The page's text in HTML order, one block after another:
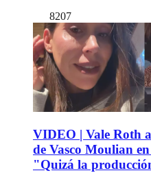
8207
VIDEO | Vale Roth
de Vasco Moulian
"Quizá la